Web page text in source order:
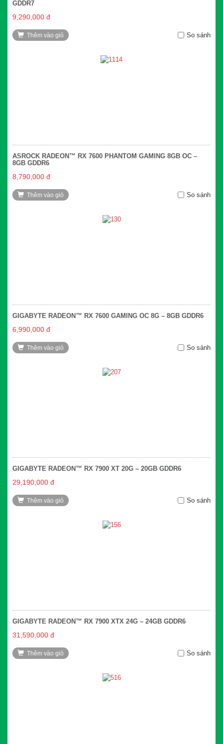
GDDR7
9,290,000 đ
Thêm vào giỏ So sánh
ASROCK RADEON™ RX 7600 PHANTOM GAMING 8GB OC –
8GB GDDR6
8,790,000 đ
Thêm vào giỏ So sánh
GIGABYTE RADEON™ RX 7600 GAMING OC 8G – 8GB GDDR6
6,990,000 đ
Thêm vào giỏ So sánh
GIGABYTE RADEON™ RX 7900 XT 20G – 20GB GDDR6
29,190,000 đ
Thêm vào giỏ So sánh
GIGABYTE RADEON™ RX 7900 XTX 24G – 24GB GDDR6
31,590,000 đ
Thêm vào giỏ So sánh